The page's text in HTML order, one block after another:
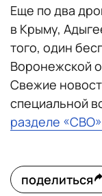
Еще по два
в Крыму,
того, один
Воронежской
Свежие
специальной
разделе
поделиться